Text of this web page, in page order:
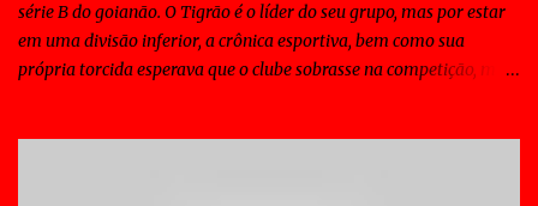
série B do goianão. O Tigrão é o líder do seu grupo, mas por estar
em uma divisão inferior, a crônica esportiva, bem como sua
própria torcida esperava que o clube sobrasse na competição, mas